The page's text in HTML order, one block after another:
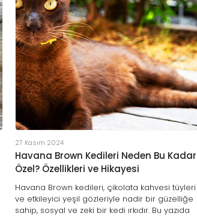
27 Kasım 2024
Havana Brown Kedileri Neden Bu Kadar
Özel? Özellikleri ve Hikayesi
Havana Brown kedileri, çikolata kahvesi tüyleri
ve etkileyici yeşil gözleriyle nadir bir güzelliğe
sahip, sosyal ve zeki bir kedi ırkıdır. Bu yazıda